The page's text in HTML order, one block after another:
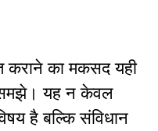
कराने का मकसद यही
यह न केवल
है बल्कि संविधान